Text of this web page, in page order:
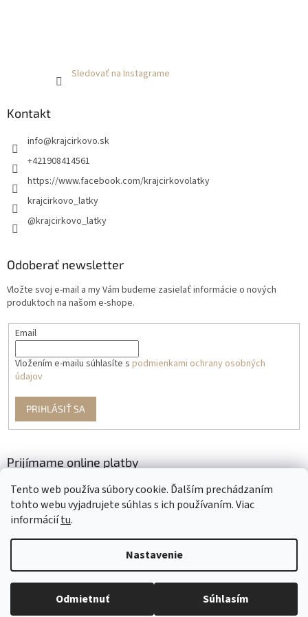
Tento web používa súbory cookie. Ďalším prechádzaním
tohto webu vyjadrujete súhlas s ich používaním. Viac
informáciítu.
Nastavenie
Odmietnuť Súhlasím
Sledovať na Instagrame
Kontakt
info@krajcirkovo.sk
+421908414561
https://www.facebook.com/krajcirkovolatky
krajcirkovo_latky
@krajcirkovo_latky
Odoberať newsletter
Vložte svoj e-mail a my Vám budeme zasielať informácie o nových
produktoch na našom e-shope.
Email
Vložením e-mailu súhlasíte s podmienkami ochrany osobných
údajov
PRIHLÁSIŤ SA
Prijímame online platby
Vytvoril Shoptet
Copyright 2026Krajčírkovo . Všetky práva vyhradené.